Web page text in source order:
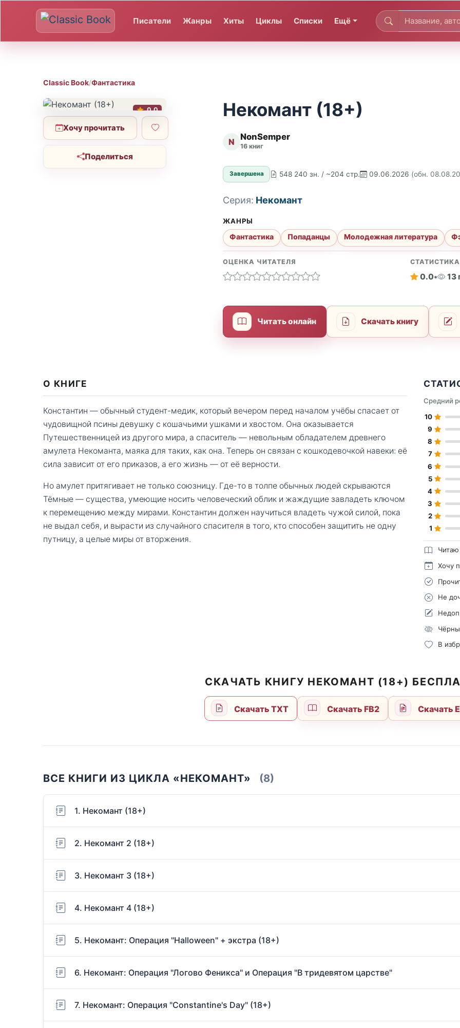
Писатели Жанры Хиты Циклы Списки Ещё
Classic Book/Фантастика
0.0
Хочу прочитать
Поделиться
Некомант (18+)
N NonSemper
16 книг
Завершена 548 240 зн. / ~204 стр. 09.06.2026 (обн.
Серия: Некомант
ЖАНРЫ
Фантастика Попаданцы Молодежная литература
ОЦЕНКА ЧИТАТЕЛЯ СТАТИСТИКА
0.0• 13
Читать онлайн Скачать книгу
О КНИГЕ
Константин — обычный студент-медик, который вечером перед началом учёбы спасает от
чудовищной псины девушку с кошачьими ушками и хвостом. Она оказывается
Путешественницей из другого мира, а спаситель — невольным обладателем древнего
амулета Некоманта, маяка для таких, как она. Теперь он связан с кошкодевочкой навеки: её
сила зависит от его приказов, а его жизнь — от её верности.
Но амулет притягивает не только союзницу. Где-то в толпе обычных людей скрываются
Тёмные — существа, умеющие носить человеческий облик и жаждущие завладеть ключом
к перемещению между мирами. Константин должен научиться владеть чужой силой, пока
не выдал себя, и вырасти из случайного спасителя в того, кто способен защитить не одну
путницу, а целые миры от вторжения.
Средний
10
9
8
7
6
5
4
3
2
1
Читаю
Хочу
Не
В
СКАЧАТЬ КНИГУ НЕКОМАНТ (18+)
Скачать TXT Скачать FB2 Скачать
ВСЕ КНИГИ ИЗ ЦИКЛА «НЕКОМАНТ» (8)
1. Некомант (18+)
2. Некомант 2 (18+)
3. Некомант 3 (18+)
4. Некомант 4 (18+)
5. Некомант: Операция "Halloween" + экстра (18+)
6. Некомант: Операция "Логово Феникса" и Операция "В тридевятом царстве"
7. Некомант: Операция "Сonstantine's Day" (18+)